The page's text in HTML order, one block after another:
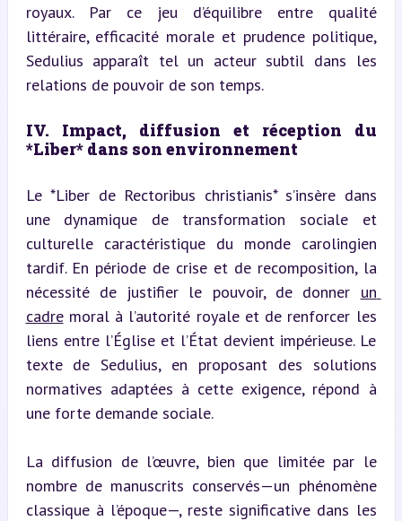
royaux. Par ce jeu d’équilibre entre qualité
littéraire, efficacité morale et prudence politique,
Sedulius apparaît tel un acteur subtil dans les
relations de pouvoir de son temps.
IV. Impact, diffusion et réception du
*Liber* dans son environnement
Le *Liber de Rectoribus christianis* s’insère dans
une dynamique de transformation sociale et
culturelle caractéristique du monde carolingien
tardif. En période de crise et de recomposition, la
nécessité de justifier le pouvoir, de donner un
cadre moral à l’autorité royale et de renforcer les
liens entre l’Église et l’État devient impérieuse. Le
texte de Sedulius, en proposant des solutions
normatives adaptées à cette exigence, répond à
une forte demande sociale.
La diffusion de l’œuvre, bien que limitée par le
nombre de manuscrits conservés—un phénomène
classique à l’époque—, reste significative dans les